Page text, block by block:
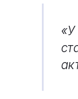
«У